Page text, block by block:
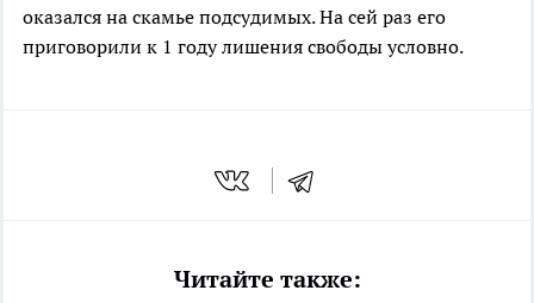
оказался на скамье подсудимых. На сей раз его
приговорили к 1 году лишения свободы условно.
Читайте также: